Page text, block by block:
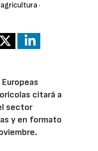
agricultura·
citará a
sector
y en formato